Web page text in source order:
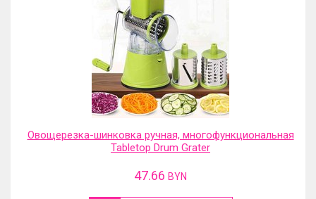
Овощерезка-шинковка ручная, многофункциональная
Tabletop Drum Grater
47.66 BYN